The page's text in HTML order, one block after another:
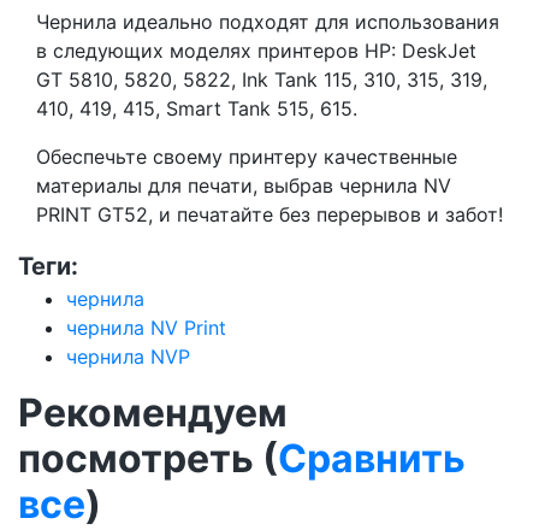
Чернила идеально подходят для использования
в следующих моделях принтеров HP: DeskJet
GT 5810, 5820, 5822, Ink Tank 115, 310, 315, 319,
410, 419, 415, Smart Tank 515, 615.
Обеспечьте своему принтеру качественные
материалы для печати, выбрав чернила NV
PRINT GT52, и печатайте без перерывов и забот!
Теги:
чернила
чернила NV Print
чернила NVP
Рекомендуем
посмотреть (Сравнить
все)